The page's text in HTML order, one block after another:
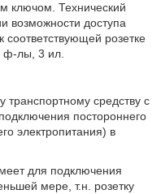
ключом. Технический
возможности доступа
розетке
ф-лы, 3 ил.
транспортному средству с
постороннего
электропитания) в
для подключения
мере, т.н. розетку